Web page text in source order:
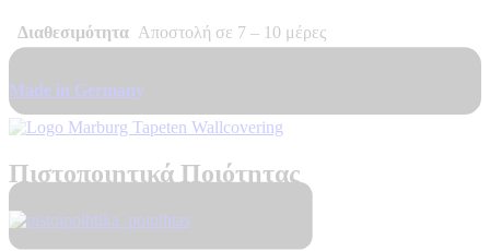
Διαθεσιμότητα Αποστολή σε 7 – 10 μέρες
Made in Germany
Πιστοποιητικά Ποιότητας